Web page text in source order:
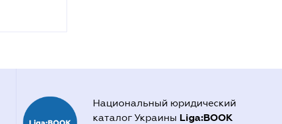
Национальный юридический
каталог Украины Liga:BOOK